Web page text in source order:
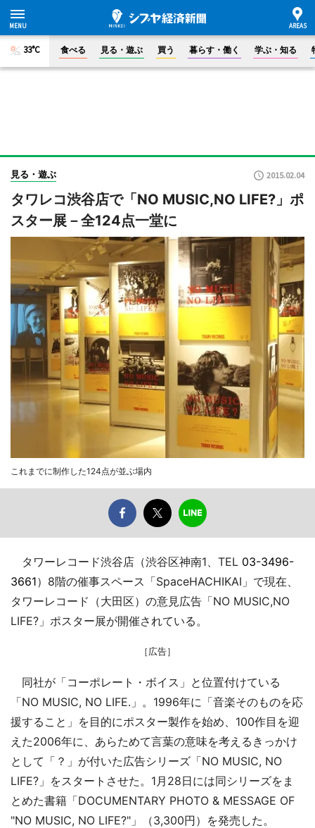
33°C 食べる 見る・遊ぶ 買う 暮らす・働く 学ぶ・知る
見る・遊ぶ 2015.02.04
タワレコ渋谷店で「NO MUSIC,NO LIFE?」ポ
スター展－全124点一堂に
これまでに制作した124点が並ぶ場内
タワーレコード渋谷店（渋谷区神南1、TEL 03-3496-
3661）8階の催事スペース「SpaceHACHIKAI」で現在、
タワーレコード（大田区）の意見広告「NO MUSIC,NO
LIFE?」ポスター展が開催されている。
［広告］
同社が「コーポレート・ボイス」と位置付けている
「NO MUSIC, NO LIFE.」。1996年に「音楽そのものを応
援すること」を目的にポスター製作を始め、100作目を迎
えた2006年に、あらためて言葉の意味を考えるきっかけ
として「？」が付いた広告シリーズ「NO MUSIC, NO
LIFE?」をスタートさせた。1月28日には同シリーズをま
とめた書籍「DOCUMENTARY PHOTO & MESSAGE OF
"NO MUSIC, NO LIFE?"」（3,300円）を発売した。